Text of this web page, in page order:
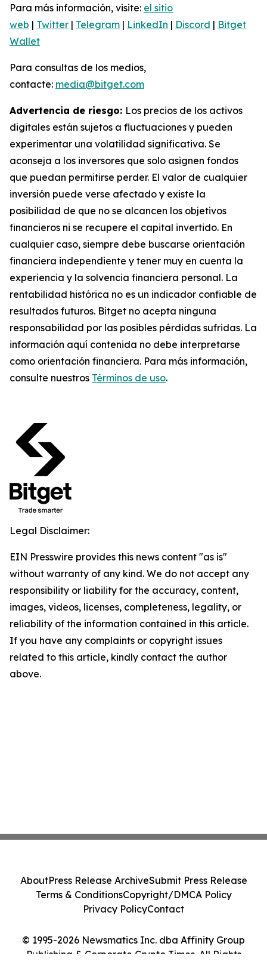
Para más información, visite: el sitio
web | Twitter | Telegram | LinkedIn | Discord | Bitget
Wallet
Para consultas de los medios,
contacte: media@bitget.com
Advertencia de riesgo: Los precios de los activos
digitales están sujetos a fluctuaciones y pueden
experimentar una volatilidad significativa. Se
aconseja a los inversores que solo asignen fondos
que puedan permitirse perder. El valor de cualquier
inversión puede verse afectado y existe la
posibilidad de que no se alcancen los objetivos
financieros ni se recupere el capital invertido. En
cualquier caso, siempre debe buscarse orientación
financiera independiente y tener muy en cuenta la
experiencia y la solvencia financiera personal. La
rentabilidad histórica no es un indicador confiable de
resultados futuros. Bitget no acepta ninguna
responsabilidad por las posibles pérdidas sufridas. La
información aquí contenida no debe interpretarse
como orientación financiera. Para más información,
consulte nuestros Términos de uso.
Legal Disclaimer:
EIN Presswire provides this news content "as is"
without warranty of any kind. We do not accept any
responsibility or liability for the accuracy, content,
images, videos, licenses, completeness, legality, or
reliability of the information contained in this article.
If you have any complaints or copyright issues
related to this article, kindly contact the author
above.
© 1995-2026 Newsmatics Inc. dba Affinity Group
Publishing & Corporate Crypto Times. All Rights
AboutPress Release ArchiveSubmit Press Release
Terms & ConditionsCopyright/DMCA Policy
Privacy PolicyContact